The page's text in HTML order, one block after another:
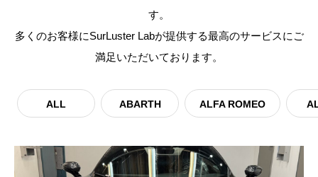
す。
多くのお客様にSurLuster Labが提供する最高のサービスにご
満足いただいております。
ALL ABARTH ALFA ROMEO